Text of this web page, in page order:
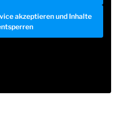
akzeptieren und Inhalte